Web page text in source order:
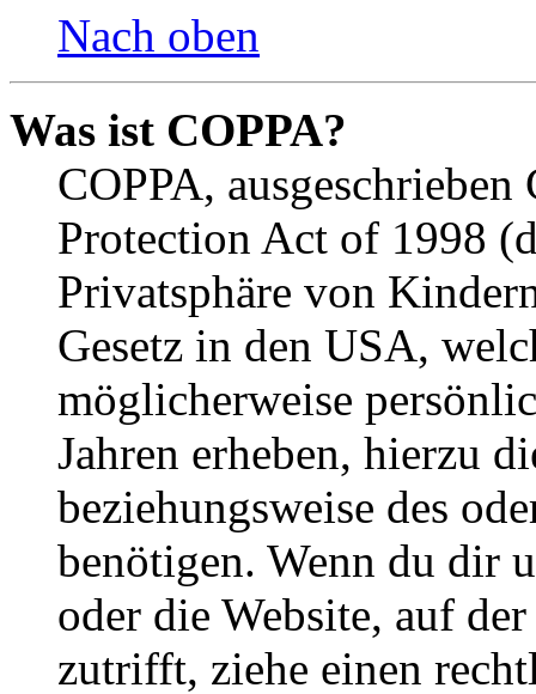
Nach oben
Was ist COPPA?
COPPA,
Protection Act of 1998
Privatsphäre von
Gesetz in den USA,
möglicherweise
Jahren erheben, hierzu
beziehungsweise des
benötigen. Wenn du dir
oder die Website, auf
zutrifft, ziehe einen